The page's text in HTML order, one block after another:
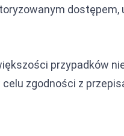
dostępem,
przypadków
zgodności z